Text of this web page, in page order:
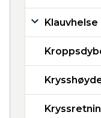
Klauvhelse